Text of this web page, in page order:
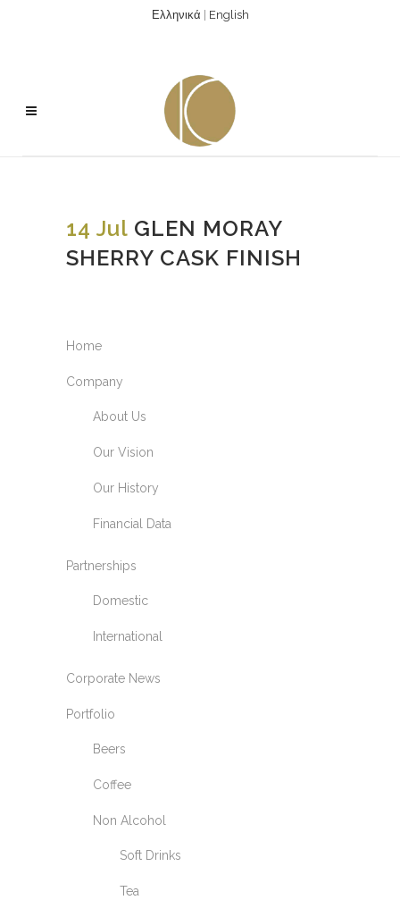
Ελληνικά English
14 Jul GLEN MORAY
SHERRY CASK FINISH
Home
Company
About Us
Our Vision
Our History
Financial Data
Partnerships
Domestic
International
Corporate News
Portfolio
Beers
Coffee
Non Alcohol
Soft Drinks
Tea